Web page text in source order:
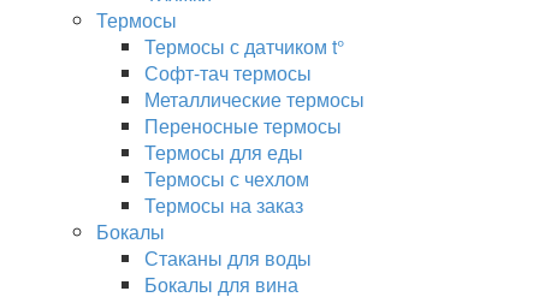
Термосы
Термосы с датчиком t°
Софт-тач термосы
Металлические термосы
Переносные термосы
Термосы для еды
Термосы с чехлом
Термосы на заказ
Бокалы
Стаканы для воды
Бокалы для вина